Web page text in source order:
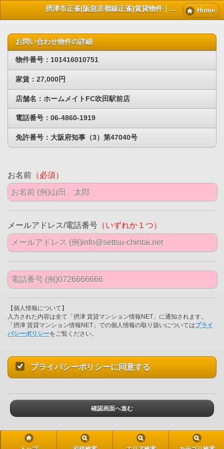
摂津市正雀(阪急京都線正雀)賃貸物件｜摂津賃貸マンション情報NET Home
お問い合わせ物件の詳細
物件番号：101416010751
家賃：27,000円
店舗名：ホームメイトFC吹田駅前店
電話番号：06-4860-1919
免許番号：大阪府知事（3）第47040号
お名前 （必須）
メールアドレス/電話番号 （いずれか１つ）
【個人情報について】
入力された内容は全て「摂津 賃貸マンション情報NET」に通知されます。
「摂津 賃貸マンション情報NET」での個人情報の取り扱いについてはプライ
バシーポリシーをご覧ください。
プライバシーポリシーに同意する
確認画面へ進む